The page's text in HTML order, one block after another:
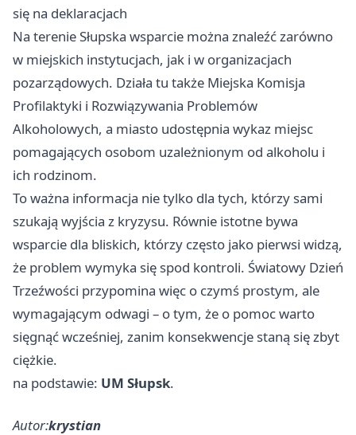
się na deklaracjach
Na terenie Słupska wsparcie można znaleźć zarówno
w miejskich instytucjach, jak i w organizacjach
pozarządowych. Działa tu także Miejska Komisja
Profilaktyki i Rozwiązywania Problemów
Alkoholowych, a miasto udostępnia wykaz miejsc
pomagających osobom uzależnionym od alkoholu i
ich rodzinom.
To ważna informacja nie tylko dla tych, którzy sami
szukają wyjścia z kryzysu. Równie istotne bywa
wsparcie dla bliskich, którzy często jako pierwsi widzą,
że problem wymyka się spod kontroli. Światowy Dzień
Trzeźwości przypomina więc o czymś prostym, ale
wymagającym odwagi – o tym, że o pomoc warto
sięgnąć wcześniej, zanim konsekwencje staną się zbyt
ciężkie.
na podstawie: UM Słupsk.
Autor:krystian